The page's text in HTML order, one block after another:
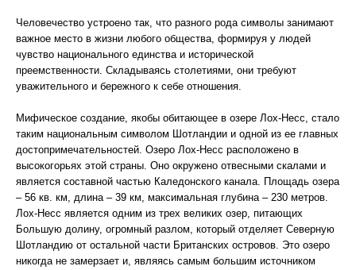
Человечество устроено так, что разного рода символы занимают
важное место в жизни любого общества, формируя у людей
чувство национального единства и исторической
преемственности. Складываясь столетиями, они требуют
уважительного и бережного к себе отношения.
Мифическое создание, якобы обитающее в озере Лох-Несс, стало
таким национальным символом Шотландии и одной из ее главных
достопримечательностей. Озеро Лох-Несс расположено в
высокогорьях этой страны. Оно окружено отвесными скалами и
является составной частью Каледонского канала. Площадь озера
– 56 кв. км, длина – 39 км, максимальная глубина – 230 метров.
Лох-Несс является одним из трех великих озер, питающих
Большую долину, огромный разлом, который отделяет Северную
Шотландию от остальной части Британских островов. Это озеро
никогда не замерзает и, являясь самым большим источником